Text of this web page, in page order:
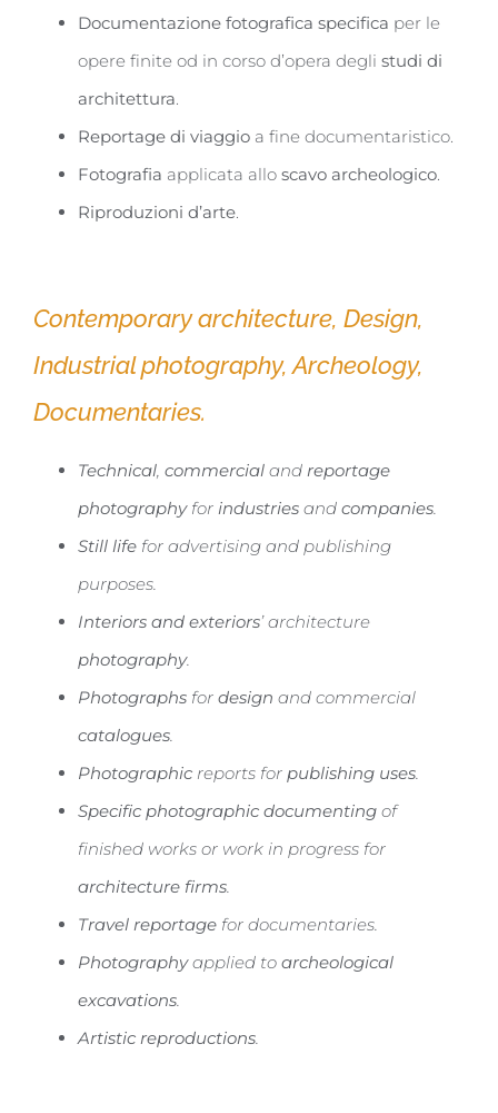
Documentazione fotografica specifica per le
opere finite od in corso d’opera degli studi di
architettura.
Reportage di viaggio a fine documentaristico.
Fotografia applicata allo scavo archeologico.​
Riproduzioni d’arte.
Contemporary architecture, Design,
Industrial photography, Archeology,
Documentaries.
Technical, commercial and reportage
photographyfor industries and companies.
Still life for advertising and publishing
purposes.
Interiors and exteriors’ architecture
photography.
Photographs for design and commercial
catalogues.
Photographic reports for publishing uses.
Specific photographic documenting of
finished works or work in progress for
architecture firms.
Travel reportage for documentaries.
Photographyapplied to archeological
excavations.
Artistic reproductions.